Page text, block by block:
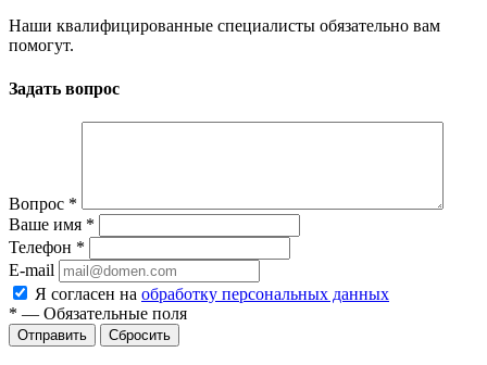
Наши квалифицированные специалисты обязательно вам
помогут.
Задать вопрос
Вопрос *
Ваше имя *
Телефон *
E-mail
Я согласен на обработку персональных данных
* — Обязательные поля
Отправить Сбросить